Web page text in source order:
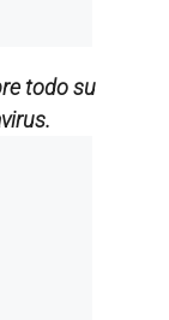
todo su